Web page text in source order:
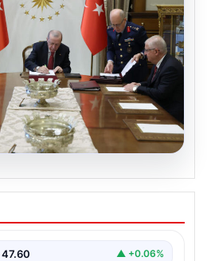
ilk kadın
oldu
Paşa Oldu",…
47.60 ▲ +0.06%